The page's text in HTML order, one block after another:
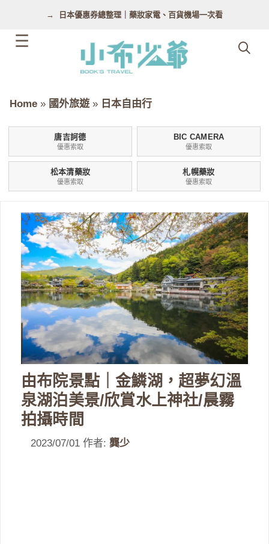
日本優惠券總整理｜藥妝家電、百貨機場一次看
Home » 國外旅遊 » 日本自由行
唐吉訶德
優惠索取
BIC CAMERA
優惠索取
松本清藥妝
優惠索取
札幌藥妝
優惠索取
由布院景點｜金鱗湖，超夢幻溫
泉湖泊美景/欣賞水上神社/晨霧
拍攝時間
2023/07/01 作者: 龔少